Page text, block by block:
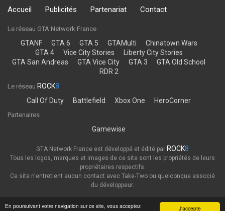
J'accepte
En poursuivant votre navigation sur ce site, vous acceptez
Accueil Publicités Partenariat Contact
Le réseau GTA Network France
GTANF GTA 6 GTA 5 GTAMulti
Chinatown Wars
GTA 4
Vice City Stories
Liberty City Stories
GTA San Andreas
GTA Vice City GTA 3
GTA Old School
RDR 2
Le réseau ROCK8
Call Of Duty
Battlefield Xbox One HeroCorner
Partenaires
Gamewise
GTA Network France est développé et édité par ROCK8
Tous les logos, marques et images de ce site sont les propriétés de leurs
propriétaires respectifs.
Ce site n'entretient aucun contact avec Take-Two ou quelconque associé
du développeur.
Thème Politique de confidentialité